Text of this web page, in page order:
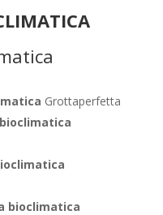
Grottaperfetta
bioclimatica